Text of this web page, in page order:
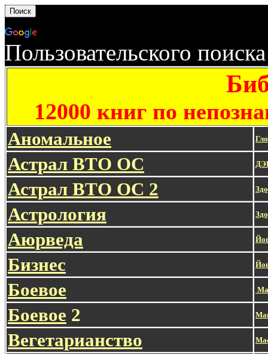
Пользовательского поиска
12000 книг по
Аномальное
Астрал ВТО ОС
Астрал ВТО ОС 2
Астрология
Аюрведа
Бизнес
Боевое
Боевое 2
Вегетарианство